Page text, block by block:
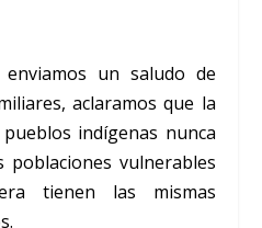
un saludo de
aclaramos que la
indígenas nunca
vulnerables
tienen las mismas